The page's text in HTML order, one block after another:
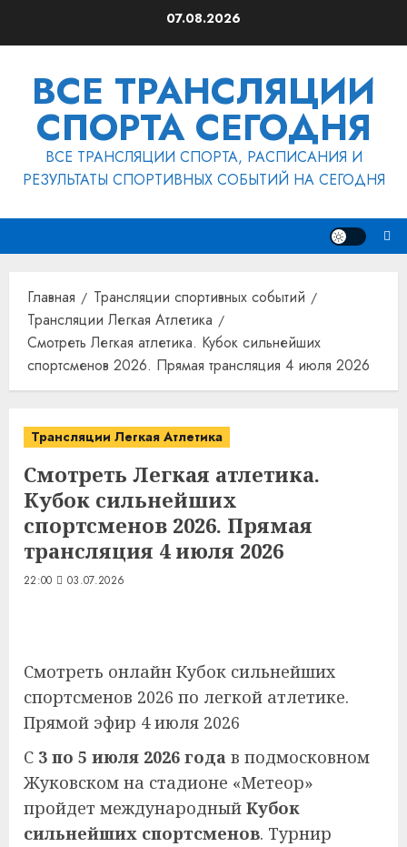
07.08.2026
ВСЕ ТРАНСЛЯЦИИ
СПОРТА СЕГОДНЯ
ВСЕ ТРАНСЛЯЦИИ СПОРТА, РАСПИСАНИЯ И
РЕЗУЛЬТАТЫ СПОРТИВНЫХ СОБЫТИЙ НА СЕГОДНЯ
Главная
Трансляции спортивных событий
Трансляции Легкая Атлетика
Смотреть Легкая атлетика. Кубок сильнейших
спортсменов 2026. Прямая трансляция 4 июля 2026
Трансляции Легкая Атлетика
Смотреть Легкая атлетика.
Кубок сильнейших
спортсменов 2026. Прямая
трансляция 4 июля 2026
22:00 03.07.2026
Смотреть онлайн Кубок сильнейших
спортсменов 2026 по легкой атлетике.
Прямой эфир 4 июля 2026
С 3 по 5 июля 2026 года в подмосковном
Жуковском на стадионе «Метеор»
пройдет международный Кубок
сильнейших спортсменов. Турнир